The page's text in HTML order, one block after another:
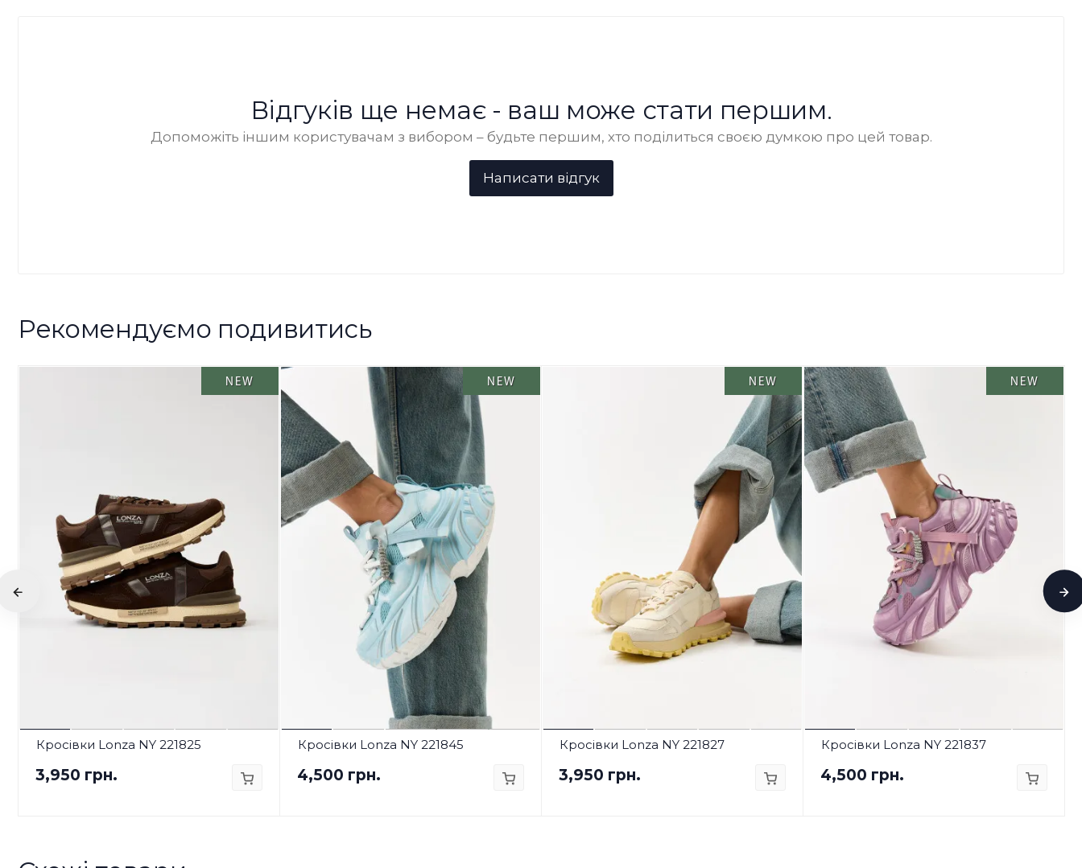
Відгуків ще немає - ваш може стати першим.
Допоможіть іншим користувачам з вибором – будьте першим, хто поділиться своєю думкою про цей товар.
Рекомендуємо подивитись
NEW
Кросівки Lonza NY 221825
3,950 грн.
NEW
Кросівки Lonza NY 221845
4,500 грн.
NEW
Кросівки Lonza NY 221827
3,950 грн.
NEW
Кросівки Lonza NY 221837
4,500 грн.